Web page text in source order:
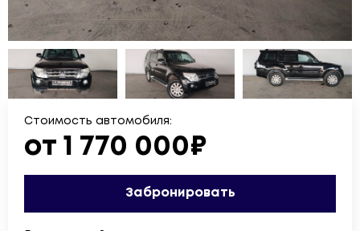
Стоимость автомобиля:
от 1 770 000₽
Забронировать